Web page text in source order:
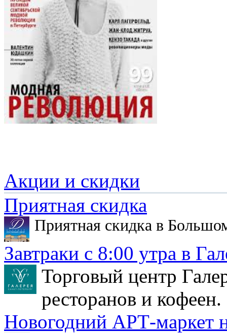
Акции и скидки
Приятная скидка
Приятная скидка в
Завтраки с 8:00 утра в
Торговый центр
ресторанов и кофеен.
Новогодний АРТ-маркет